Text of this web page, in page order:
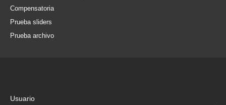
Compensatoria
Prueba sliders
Prueba archivo
Usuario